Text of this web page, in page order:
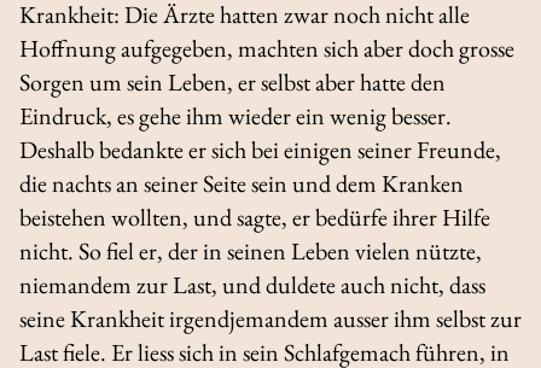
Krankheit: Die Ärzte hatten zwar noch nicht alle
Hoffnung aufgegeben, machten sich aber doch grosse
Sorgen um sein Leben, er selbst aber hatte den
Eindruck, es gehe ihm wieder ein wenig besser.
Deshalb bedankte er sich bei einigen seiner Freunde,
die nachts an seiner Seite sein und dem Kranken
beistehen wollten, und sagte, er bedürfe ihrer Hilfe
nicht. So fiel er, der in seinen Leben vielen nützte,
niemandem zur Last, und duldete auch nicht, dass
seine Krankheit irgendjemandem ausser ihm selbst zur
Last fiele. Er liess sich in sein Schlafgemach führen, in